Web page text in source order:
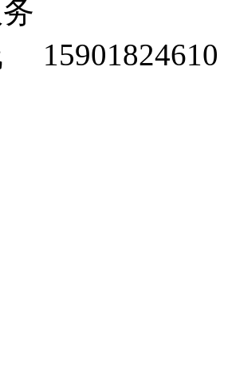
15901824610